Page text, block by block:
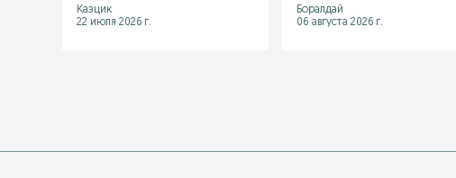
Казцик
22 июля 2026 г.
Боралдай
06 августа 2026 г.